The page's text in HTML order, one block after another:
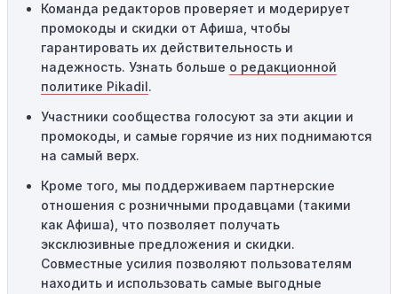
предназначены только для однократного
использования. Если код уже был использован кем-то
другим, он не будет действовать повторно.
Технические сбои:
привести к неработоспособности кодов промокодов. В
таких случаях следует обратиться за помощью в
службу поддержки.
Команда редакторов проверяет и модерирует
промокоды и скидки от Афиша, чтобы
гарантировать их действительность и
надежность. Узнать больше о редакционной
политике Pikadil .
Участники сообщества голосуют за эти акции и
промокоды, и самые горячие из них поднимаются
на самый верх.
Кроме того, мы поддерживаем партнерские
отношения с розничными продавцами (такими
как Афиша), что позволяет получать
эксклюзивные предложения и скидки.
Совместные усилия позволяют пользователям
находить и использовать самые выгодные